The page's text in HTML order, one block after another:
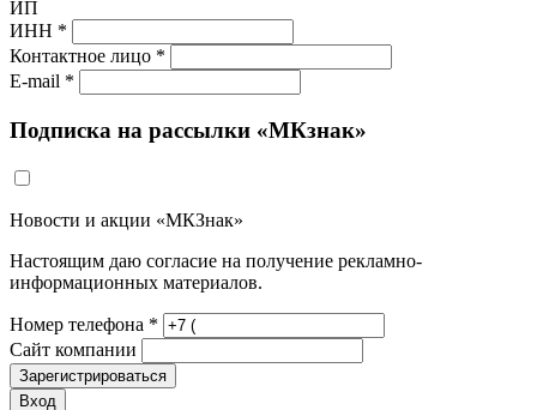
ИП
ИНН *
Контактное лицо *
E-mail *
Подписка на рассылки «МКзнак»
Новости и акции «МКЗнак»
Настоящим даю согласие на получение рекламно-
информационных материалов.
Номер телефона *
Сайт компании
Зарегистрироваться
Вход